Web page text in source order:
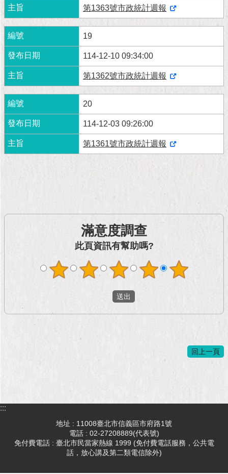
第1363號市政統計週報
19
114-12-10 09:34:00
第1362號市政統計週報
20
114-12-03 09:26:00
第1361號市政統計週報
滿意度調查
此頁資訊有幫助嗎?
回上一頁
:::
地址 : 11008臺北市信義區市府路1號
電話 : 02-27208889(代表號)
免付費電話 : 臺北市民當家熱線 1999 (免付費電話服務，公共電
話，放心講及第二類電信除外)